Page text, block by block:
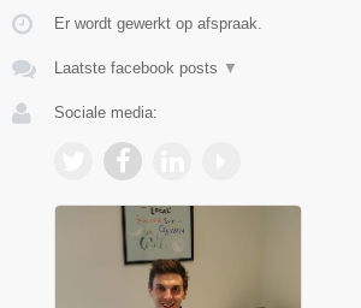
Er wordt gewerkt op afspraak.
Laatste facebook posts ▼
Sociale media: